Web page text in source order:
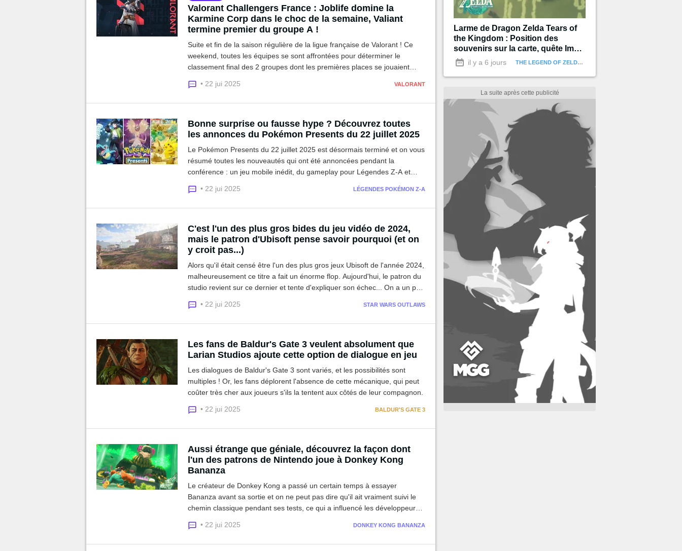
Valorant Challengers France : Joblife domine la
Karmine Corp dans le choc de la semaine, Valiant
termine premier du groupe A !
Suite et fin de la saison régulière de la ligue française de Valorant ! Ce
weekend, toutes les équipes se sont affrontées pour déterminer le
classement final des 2 groupes dont les premières places se jouaient
• 22 jui 2025 VALORANT
Bonne surprise ou fausse hype ? Découvrez toutes
les annonces du Pokémon Presents du 22 juillet 2025
Le Pokémon Presents du 22 juillet 2025 est désormais terminé et on vous
résumé toutes les nouveautés qui ont été annoncées pendant la
conférence : un jeu mobile inédit, du gameplay pour Légendes Z-A et
• 22 jui 2025 LÉGENDES POKÉMON Z-A
C'est l'un des plus gros bides du jeu vidéo de 2024,
mais le patron d'Ubisoft pense savoir pourquoi (et on
y croit pas...)
Alors qu'il était censé être l'un des plus gros jeux Ubisoft de l'année 2024,
malheureusement ce titre a fait un énorme flop. Aujourd'hui, le patron du
studio revient sur ce dernier et tente d'expliquer son échec... On a un peu
• 22 jui 2025 STAR WARS OUTLAWS
Les fans de Baldur's Gate 3 veulent absolument que
Larian Studios ajoute cette option de dialogue en jeu
Les dialogues de Baldur's Gate 3 sont variés, et les possibilités sont
multiples ! Or, les fans déplorent l'absence de cette mécanique, qui peut
coûter très cher aux joueurs s'ils la tentent aux côtés de leur compagnon.
• 22 jui 2025 BALDUR'S GATE 3
Aussi étrange que géniale, découvrez la façon dont
l'un des patrons de Nintendo joue à Donkey Kong
Bananza
Le créateur de Donkey Kong a passé un certain temps à essayer
Bananza avant sa sortie et on ne peut pas dire qu'il ait vraiment suivi le
chemin classique pendant ses tests, ce qui a influencé les développeurs
• 22 jui 2025 DONKEY KONG BANANZA
Larme de Dragon Zelda Tears of
the Kingdom : Position des
souvenirs sur la carte, quête Impa
et les Géoglyphes
il y a 6 jours THE LEGEND OF ZELDA : TEARS OF THE KINGDOM